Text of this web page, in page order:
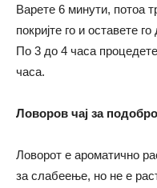
Варете 6 минути, потоа
покријте го и оставете
По 3 до 4 часа процедете
часа.
Ловоров чај за
Ловорот е ароматично
за слабеење, но не е